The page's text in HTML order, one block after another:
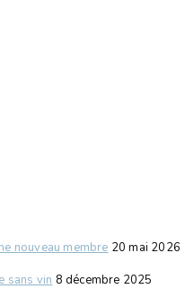
nouveau membre 20 mai 2026
sans vin 8 décembre 2025